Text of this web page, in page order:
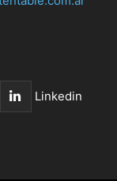
Linkedin